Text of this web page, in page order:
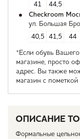
41
44,5
Checkroom
ул. Большая
40,5
41,5 44
*Если обувь Вашего
магазине, просто
адрес. Вы также
магазин с
ОПИСАНИЕ
Формальные